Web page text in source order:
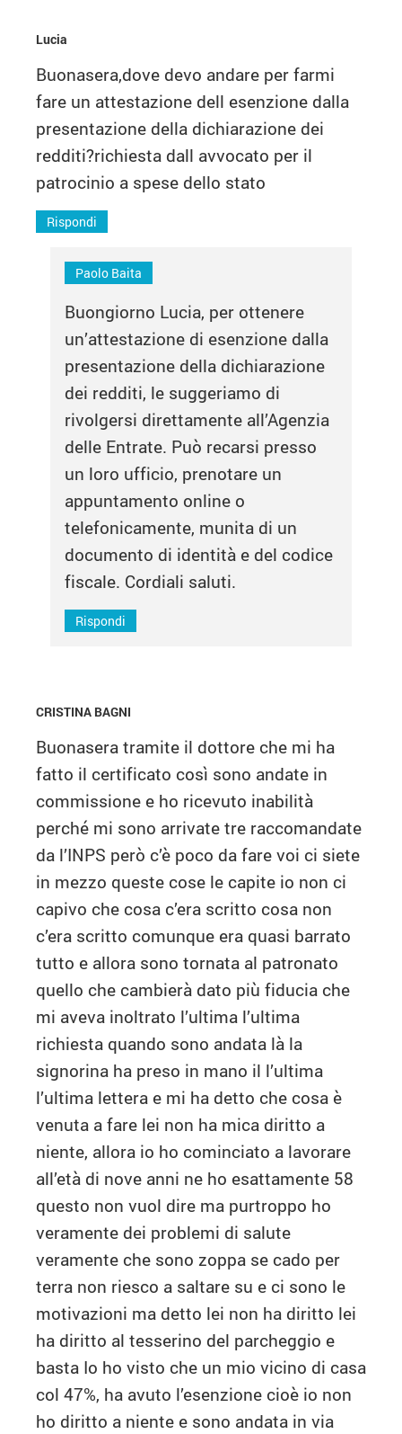
Lucia
Buonasera,dove devo andare per farmi
fare un attestazione dell esenzione dalla
presentazione della dichiarazione dei
redditi?richiesta dall avvocato per il
patrocinio a spese dello stato
Rispondi
Paolo Baita
Buongiorno Lucia, per ottenere
un’attestazione di esenzione dalla
presentazione della dichiarazione
dei redditi, le suggeriamo di
rivolgersi direttamente all’Agenzia
delle Entrate. Può recarsi presso
un loro ufficio, prenotare un
appuntamento online o
telefonicamente, munita di un
documento di identità e del codice
fiscale. Cordiali saluti.
Rispondi
CRISTINA BAGNI
Buonasera tramite il dottore che mi ha
fatto il certificato così sono andate in
commissione e ho ricevuto inabilità
perché mi sono arrivate tre raccomandate
da l’INPS però c’è poco da fare voi ci siete
in mezzo queste cose le capite io non ci
capivo che cosa c’era scritto cosa non
c’era scritto comunque era quasi barrato
tutto e allora sono tornata al patronato
quello che cambierà dato più fiducia che
mi aveva inoltrato l’ultima l’ultima
richiesta quando sono andata là la
signorina ha preso in mano il l’ultima
l’ultima lettera e mi ha detto che cosa è
venuta a fare lei non ha mica diritto a
niente, allora io ho cominciato a lavorare
all’età di nove anni ne ho esattamente 58
questo non vuol dire ma purtroppo ho
veramente dei problemi di salute
veramente che sono zoppa se cado per
terra non riesco a saltare su e ci sono le
motivazioni ma detto lei non ha diritto lei
ha diritto al tesserino del parcheggio e
basta Io ho visto che un mio vicino di casa
col 47%, ha avuto l’esenzione cioè io non
ho diritto a niente e sono andata in via